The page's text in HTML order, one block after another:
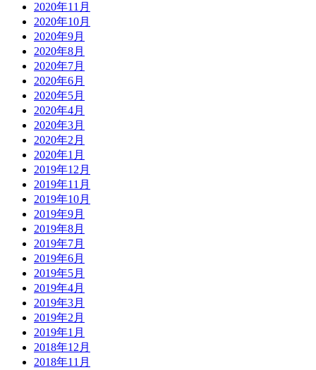
2020年11月
2020年10月
2020年9月
2020年8月
2020年7月
2020年6月
2020年5月
2020年4月
2020年3月
2020年2月
2020年1月
2019年12月
2019年11月
2019年10月
2019年9月
2019年8月
2019年7月
2019年6月
2019年5月
2019年4月
2019年3月
2019年2月
2019年1月
2018年12月
2018年11月